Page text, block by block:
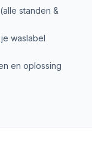
standen &
waslabel
en oplossing